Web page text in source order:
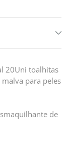
20Uni toalhitas
para peles
de